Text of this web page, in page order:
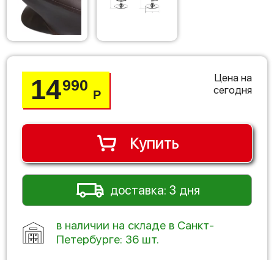
14990
Р
Цена на
сегодня
Купить
доставка: 3 дня
в наличии на складе в Санкт-
Петербурге: 36 шт.